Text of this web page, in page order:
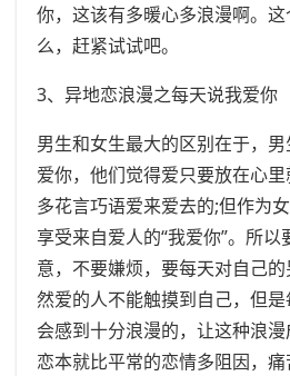
你，这该有多暖心多浪漫啊。
么，赶紧试试吧。
3、异地恋浪漫之每天说我爱你
男生和女生最大的区别在于，
爱你，他们觉得爱只要放在心
多花言巧语爱来爱去的;但作为
享受来自爱人的“我爱你”。所
意，不要嫌烦，要每天对自己
然爱的人不能触摸到自己，但
会感到十分浪漫的，让这种浪
恋本就比平常的恋情多阻因，